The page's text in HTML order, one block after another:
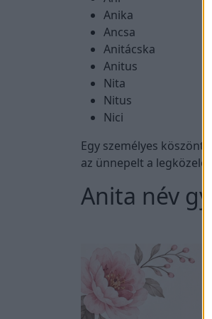
Anika
Ancsa
Anitácska
Anitus
Nita
Nitus
Nici
Egy személyes
az ünnepelt a
Anita név